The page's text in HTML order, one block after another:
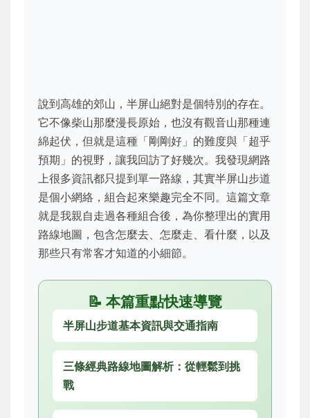
說到高雄的郊山，半屏山絕對是個特別的存在。
它不像柴山那麼漫長原始，也沒有觀音山那種連
綿起伏，但就是這種「剛剛好」的難度與「超乎
預期」的視野，讓我回訪了好幾次。我發現網路
上很多資訊都只提到單一路線，其實半屏山步道
是個小網絡，組合起來樂趣完全不同。這篇文章
就是我親自走過各種組合後，為你整理出的實用
路線地圖，包含怎麼去、怎麼走、看什麼，以及
那些只有常客才知道的小細節。
📝 本篇重點快速導覽
半屏山步道基本資訊與交通指南
三條經典路線地圖解析：從輕鬆到挑
戰